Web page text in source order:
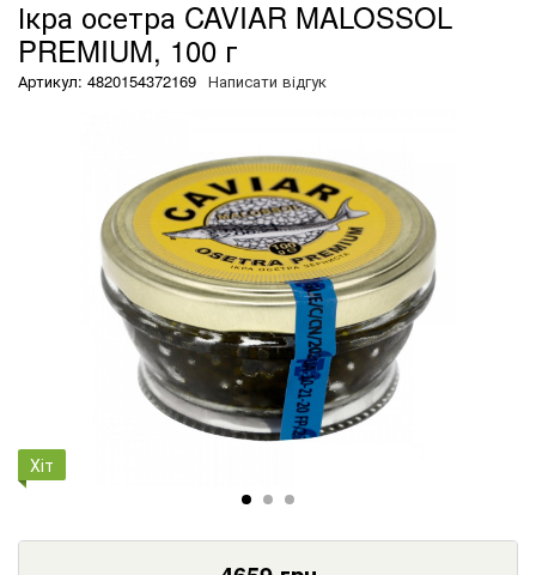
Ікра осетра CAVIAR MALOSSOL
PREMIUM, 100 г
Артикул: 4820154372169 Написати відгук
Хіт